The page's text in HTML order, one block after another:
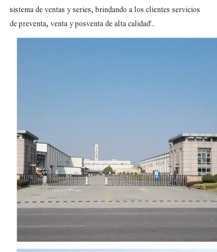
sistema de ventas y series, brindando a los clientes servicios
de preventa, venta y posventa de alta calidad'..